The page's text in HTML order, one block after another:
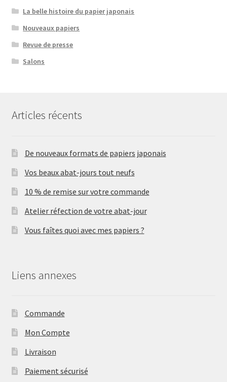
La belle histoire du papier japonais
Nouveaux papiers
Revue de presse
Salons
Articles récents
De nouveaux formats de papiers japonais
Vos beaux abat-jours tout neufs
10 % de remise sur votre commande
Atelier réfection de votre abat-jour
Vous faîtes quoi avec mes papiers ?
Liens annexes
Commande
Mon Compte
Livraison
Paiement sécurisé